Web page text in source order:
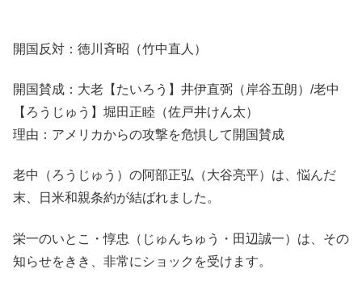
開国反対：徳川斉昭（竹中直人）
開国賛成：大老【たいろう】井伊直弼（岸谷五朗）/老中
【ろうじゅう】堀田正睦（佐戸井けん太）
理由：アメリカからの攻撃を危惧して開国賛成
老中（ろうじゅう）の阿部正弘（大谷亮平）は、悩んだ
末、日米和親条約が結ばれました。
栄一のいとこ・惇忠（じゅんちゅう・田辺誠一）は、その
知らせをきき、非常にショックを受けます。